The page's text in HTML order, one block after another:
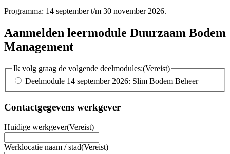
Programma: 14 september t/m 30 november 2026.
Aanmelden leermodule Duurzaam Bodem
Management
Ik volg graag de volgende deelmodules:(Vereist)
Deelmodule 14 september 2026: Slim Bodem Beheer
Contactgegevens werkgever
Huidige werkgever(Vereist)
Werklocatie naam / stad(Vereist)